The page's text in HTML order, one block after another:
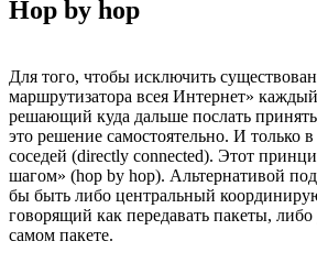
Hop by hop
Для того, чтобы исключить
маршрутизатора всея Интернет»
решающий куда дальше послать
это решение самостоятельно. И только
соседей (directly connected). Этот
шагом» (hop by hop). Альтернативой
бы быть либо центральный
говорящий как передавать пакеты,
самом пакете.